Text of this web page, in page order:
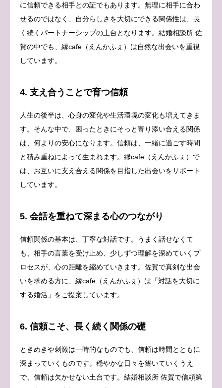
に信頼できる相手との証でもあります。無理に相手に合わ
せるのではなく、自分らしさを大切にできる関係性は、長
く続くパートナーシップの土台となります。結婚相談所 佐
賀の中でも、縁cafe（えんかふぇ）は自然な出会いを重視
しています。
4. 支え合うことで育つ信頼
人生の後半は、心身の変化や生活環境の変化も増えてきま
す。そんな中で、困ったときにそっと寄り添い合える関係
は、何よりの安心になります。信頼は、一緒に過ごす時間
と積み重ねによって生まれます。縁cafe（えんかふぇ）で
は、お互いに支え合える関係を目指した出会いをサポート
しています。
5. 会話を重ねて深まる心のつながり
信頼関係の基本は、丁寧な対話です。うまく話せなくて
も、相手の言葉を受け止め、少しずつ理解を深めていくプ
ロセスが、心の距離を縮めていきます。佐賀で真剣な出会
いを求める方に、縁cafe（えんかふぇ）は「対話を大切に
する婚活」をご提案しています。
6. 信頼こそ、長く続く関係の礎
ときめきや刺激は一時的なものでも、信頼は時間とともに
深まっていくものです。穏やかな日々を築いていくうえ
で、信頼は欠かせない土台です。結婚相談所 佐賀で信頼第